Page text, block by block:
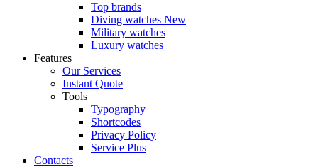
Top brands
Diving watches New
Military watches
Luxury watches
Features
Our Services
Instant Quote
Tools
Typography
Shortcodes
Privacy Policy
Service Plus
Contacts